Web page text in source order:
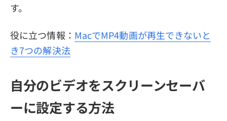
す。
役に立つ情報： MacでMP4動画が再生できないと
き7つの解決法
自分のビデオをスクリーンセーバ
ーに設定する方法